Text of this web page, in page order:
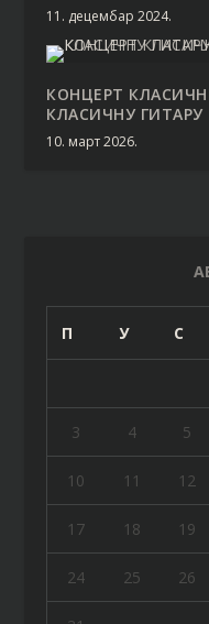
11. децембар 2024.
КОНЦЕРТ
КЛАСИЧНУ ГИТАРУ
10. март 2026.
П У С
3 4 5
10 11 12
17 18 19
24 25 26